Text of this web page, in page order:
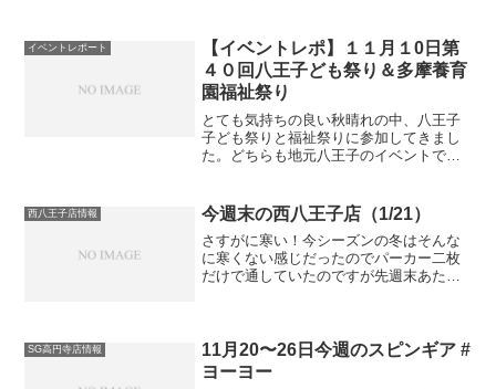
が流れてしまうので、ブログでも掘り起
こししてみた...
イベントレポート
【イベントレポ】１１月１0日第
４０回八王子ども祭り＆多摩養育
園福祉祭り
とても気持ちの良い秋晴れの中、八王子
子ども祭りと福祉祭りに参加してきまし
た。どちらも地元八王子のイベントであ
なイベントです。 八王子子ども祭りは今
年で４０回目を迎える陵...
西八王子店情報 今週末の西八王子店（1/21）
さすがに寒い！今シーズンの冬はそんな
に寒くない感じだったのでパーカー二枚
だけで通していたのですが先週末あたり
らせ】今年から西八王子店...
SG高円寺店情報
11月20〜26日今週のスピンギア #
ヨーヨー